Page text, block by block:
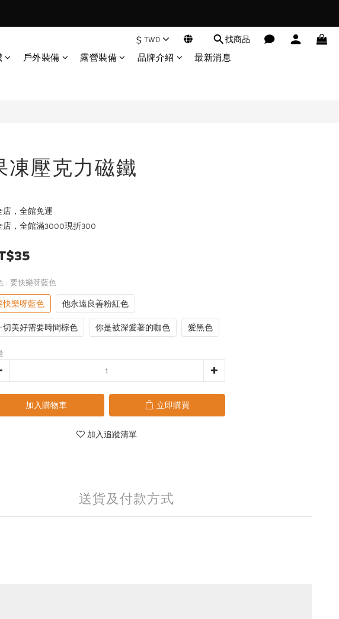
$ TWD 找商品
戶外裝備 露營裝備 品牌介紹 最新消息
凍壓克力磁鐵
店，全館免運
店，全館滿3000現折300
: 要快樂呀藍色
快樂呀藍色
他永遠良善粉紅色
切美好需要時間棕色
你是被深愛著的咖色 愛黑色
加入購物車 立即購買
加入追蹤清單
送貨及付款方式
立即購買